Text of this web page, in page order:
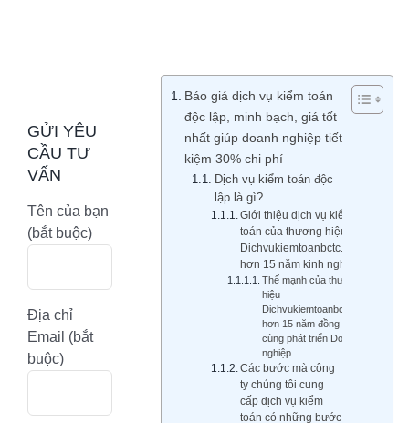
Báo giá dịch vụ kiểm toán
độc lập, minh bạch, giá tốt
nhất giúp doanh nghiệp tiết
kiệm 30% chi phí
Dịch vụ kiểm toán độc
lập là gì?
Giới thiệu dịch vụ kiểm
toán của thương hiệu
Dichvukiemtoanbctc.com
hơn 15 năm kinh nghiệm
Thế mạnh của thương
hiệu
Dichvukiemtoanbctc.com
hơn 15 năm đồng hành
cùng phát triển Doanh
nghiệp
Các bước mà công
ty chúng tôi cung
cấp dịch vụ kiểm
toán có những bước
GỬI YÊU
CẦU TƯ
VẤN
Tên của bạn
(bắt buộc)
Địa chỉ
Email (bắt
buộc)